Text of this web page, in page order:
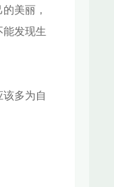
美丽，
能发现生
多为自